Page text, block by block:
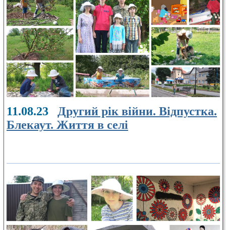
11.08.23 Другий рік війни. Відпустка.
Блекаут. Життя в селі